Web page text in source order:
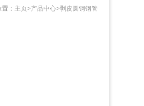
： 主页>产品中心>剥皮圆钢钢管